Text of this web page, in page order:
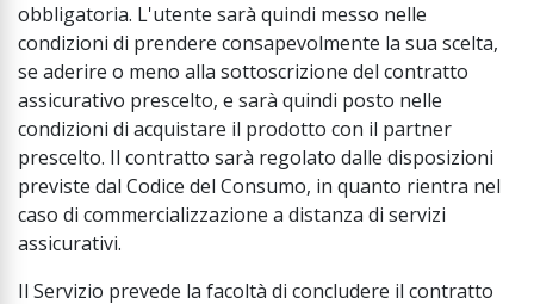
obbligatoria. L'utente sarà quindi messo nelle
condizioni di prendere consapevolmente la sua scelta,
se aderire o meno alla sottoscrizione del contratto
assicurativo prescelto, e sarà quindi posto nelle
condizioni di acquistare il prodotto con il partner
prescelto. Il contratto sarà regolato dalle disposizioni
previste dal Codice del Consumo, in quanto rientra nel
caso di commercializzazione a distanza di servizi
assicurativi.
Il Servizio prevede la facoltà di concludere il contratto